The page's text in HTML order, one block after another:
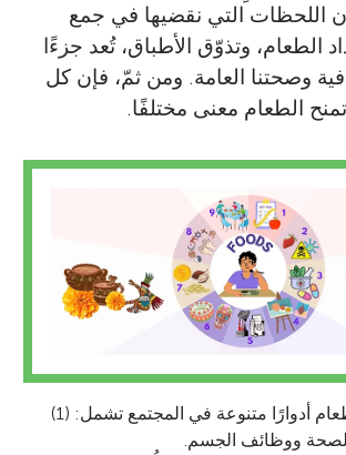
اللحظات التي نقضيها في جمع
الطعام، وتذوّق الأطباق، تُعد جزءًا
وصحتنا العامة. ومن ثمّ، فإن كل
الطعام معنى مختلفًا.
شكل 1 - يؤدي الطعام أدوارًا متنوعة في المجتمع تشمل: (1)
للصحة ووظائف الجسم.